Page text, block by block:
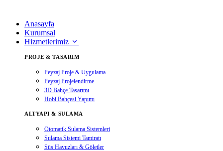
Anasayfa
Kurumsal
Hizmetlerimiz
PROJE & TASARIM
Peyzaj Proje & Uygulama
Peyzaj Projelendirme
3D Bahçe Tasarımı
Hobi Bahçesi Yapımı
ALTYAPI & SULAMA
Otomatik Sulama Sistemleri
Sulama Sistemi Tamiratı
Süs Havuzları & Göletler